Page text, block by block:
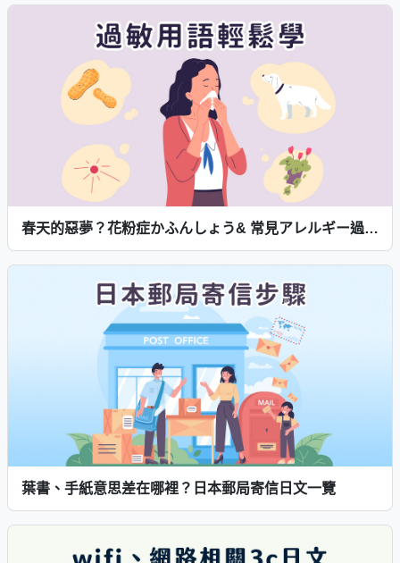
春天的惡夢？花粉症かふんしょう& 常見アレルギー過敏用語輕鬆學！
葉書、手紙意思差在哪裡？日本郵局寄信日文一覽